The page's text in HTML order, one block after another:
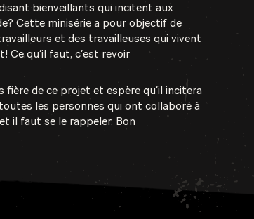
bienveillants qui incitent aux
Cette minisérie a pour objectif de
et des travailleuses qui vivent
qu’il faut, c’est revoir
de ce projet et espère qu’il incitera
les personnes qui ont collaboré à
il faut se le rappeler. Bon